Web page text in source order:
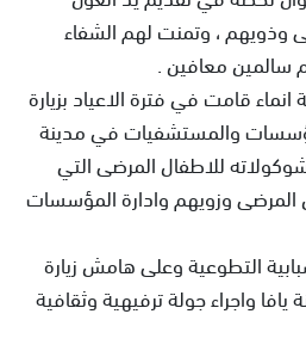
وذويهم ، وتمنت لهم الشفاء
سالمين معافين .
قامت في فترة الاعياد بزيارة
والمستشفيات في مدينة
للاطفال المرضى التي
المرضى وزويهم وادارة المؤسسات
التطوعية وعلى هامش زيارة
يافا واجراء جولة ترفيهية وثقافية